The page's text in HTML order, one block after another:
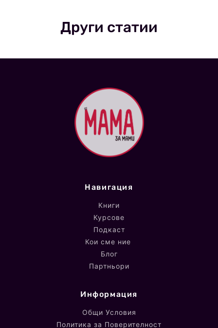
Други статии
Навигация
Книги
Курсове
Подкаст
Кои сме ние
Блог
Партньори
Информация
Общи Условия
Политика за Поверителност